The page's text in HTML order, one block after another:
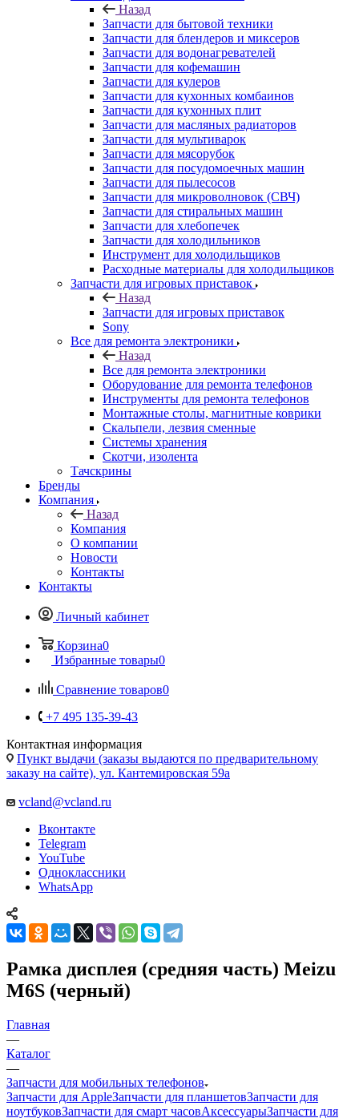
Назад
Запчасти для бытовой техники
Запчасти для блендеров и миксеров
Запчасти для водонагревателей
Запчасти для кофемашин
Запчасти для кулеров
Запчасти для кухонных комбаинов
Запчасти для кухонных плит
Запчасти для масляных радиаторов
Запчасти для мультиварок
Запчасти для мясорубок
Запчасти для посудомоечных машин
Запчасти для пылесосов
Запчасти для микроволновок (СВЧ)
Запчасти для стиральных машин
Запчасти для хлебопечек
Запчасти для холодильников
Инструмент для холодильщиков
Расходные материалы для холодильщиков
Запчасти для игровых приставок
Назад
Запчасти для игровых приставок
Sony
Все для ремонта электроники
Назад
Все для ремонта электроники
Оборудование для ремонта телефонов
Инструменты для ремонта телефонов
Монтажные столы, магнитные коврики
Скальпели, лезвия сменные
Системы хранения
Скотчи, изолента
Тачскрины
Бренды
Компания
Назад
Компания
О компании
Новости
Контакты
Контакты
Личный кабинет
Корзина0
Избранные товары0
Сравнение товаров0
+7 495 135-39-43
Контактная информация
Пункт выдачи (заказы выдаются по предварительному
заказу на сайте), ул. Кантемировская 59а
vcland@vcland.ru
Вконтакте
Telegram
YouTube
Одноклассники
WhatsApp
Рамка дисплея (средняя часть) Meizu
M6S (черный)
Главная
—
Каталог
—
Запчасти для мобильных телефонов
Запчасти для AppleЗапчасти для планшетовЗапчасти для
ноутбуковЗапчасти для смарт часовАксессуарыЗапчасти для